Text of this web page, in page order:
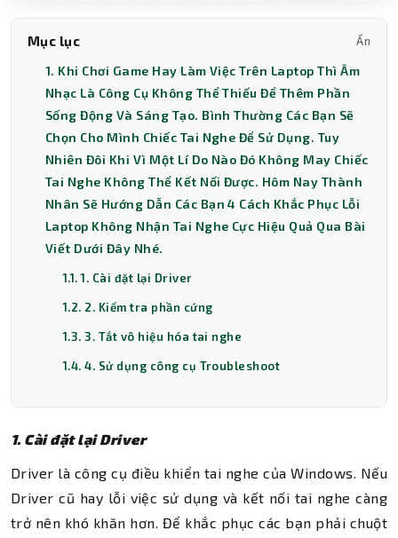
Mục lục Ẩn
1. Khi Chơi Game Hay Làm Việc Trên Laptop Thì Âm
Nhạc Là Công Cụ Không Thể Thiếu Để Thêm Phần
Sống Động Và Sáng Tạo. Bình Thường Các Bạn Sẽ
Chọn Cho Mình Chiếc Tai Nghe Để Sử Dụng. Tuy
Nhiên Đôi Khi Vì Một Lí Do Nào Đó Không May Chiếc
Tai Nghe Không Thể Kết Nối Được. Hôm Nay Thành
Nhân Sẽ Hướng Dẫn Các Bạn 4 Cách Khắc Phục Lỗi
Laptop Không Nhận Tai Nghe Cực Hiệu Quả Qua Bài
Viết Dưới Đây Nhé.
1.1. 1. Cài đặt lại Driver
1.2. 2. Kiểm tra phần cứng
1.3. 3. Tắt vô hiệu hóa tai nghe
1.4. 4. Sử dụng công cụ Troubleshoot
1. Cài đặt lại Driver
Driver là công cụ điều khiển tai nghe của Windows. Nếu
Driver cũ hay lỗi việc sử dụng và kết nối tai nghe càng
trở nên khó khăn hơn. Để khắc phục các bạn phải chuột